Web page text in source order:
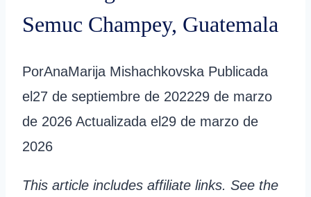
Semuc Champey, Guatemala
PorAnaMarija Mishachkovska Publicada
el 27 de septiembre de 202229 de marzo
de 2026 Actualizada el 29 de marzo de
2026
This article includes affiliate links. See the